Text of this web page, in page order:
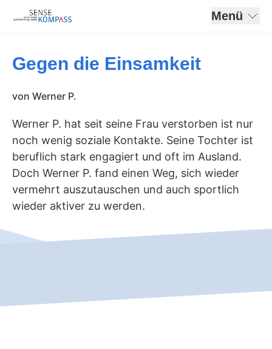
Menü
Gegen die Einsamkeit
von Werner P.
Werner P. hat seit seine Frau verstorben ist nur
noch wenig soziale Kontakte. Seine Tochter ist
beruflich stark engagiert und oft im Ausland.
Doch Werner P. fand einen Weg, sich wieder
vermehrt auszutauschen und auch sportlich
wieder aktiver zu werden.